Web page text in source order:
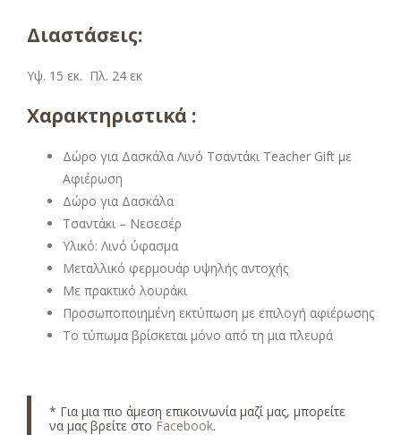
Διαστάσεις:
Υψ. 15 εκ. Πλ. 24 εκ
Χαρακτηριστικά :
Δώρο για Δασκάλα Λινό Τσαντάκι Teacher Gift με
Αφιέρωση
Δώρο για Δασκάλα
Τσαντάκι – Νεσεσέρ
Υλικό: Λινό ύφασμα
Μεταλλικό φερμουάρ υψηλής αντοχής
Με πρακτικό λουράκι
Προσωποποιημένη εκτύπωση με επιλογή αφιέρωσης
Το τύπωμα βρίσκεται μόνο από τη μια πλευρά
* Για μια πιο άμεση επικοινωνία μαζί μας, μπορείτε
να μας βρείτε στο Facebook.